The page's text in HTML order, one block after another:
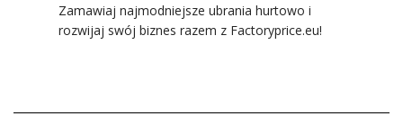
Zamawiaj najmodniejsze ubrania hurtowo i
rozwijaj swój biznes razem z Factoryprice.eu!